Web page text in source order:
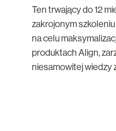
Ten trwający do 12
zakrojonym
na celu
produktach Align,
niesamowitej wiedzy